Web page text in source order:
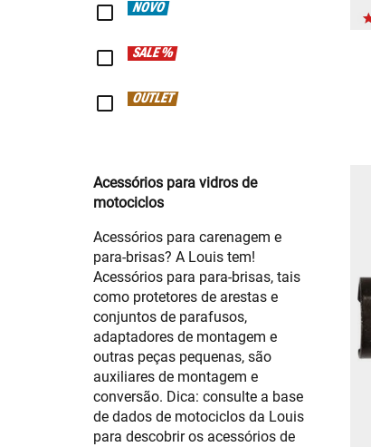
NOVO
SALE %
OUTLET
Acessórios para vidros de
motociclos
Acessórios para carenagem e
para-brisas? A Louis tem!
Acessórios para para-brisas, tais
como protetores de arestas e
conjuntos de parafusos,
adaptadores de montagem e
outras peças pequenas, são
auxiliares de montagem e
conversão. Dica: consulte a base
de dados de motociclos da Louis
para descobrir os acessórios de